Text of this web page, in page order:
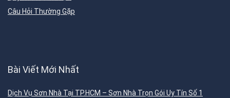
Câu Hỏi Thường Gặp
Bài Viết Mới Nhất
Dịch Vụ Sơn Nhà Tại TP.HCM – Sơn Nhà Trọn Gói Uy Tín Số 1